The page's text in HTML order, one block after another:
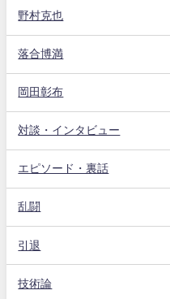
野村克也
落合博満
岡田彰布
対談・インタビュー
エピソード・裏話
乱闘
引退
技術論